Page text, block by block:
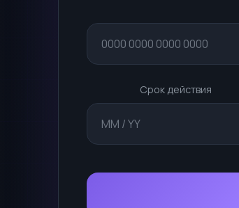
Срок действия